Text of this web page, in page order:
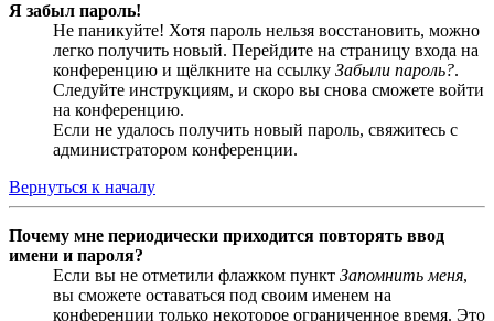
Я забыл пароль!
Не паникуйте! Хотя пароль нельзя восстановить, можно
легко получить новый. Перейдите на страницу входа на
конференцию и щёлкните на ссылку Забыли пароль?.
Следуйте инструкциям, и скоро вы снова сможете войти
на конференцию.
Если не удалось получить новый пароль, свяжитесь с
администратором конференции.
Вернуться к началу
Почему мне периодически приходится повторять ввод
имени и пароля?
Если вы не отметили флажком пункт Запомнить меня,
вы сможете оставаться под своим именем на
конференции только некоторое ограниченное время. Это